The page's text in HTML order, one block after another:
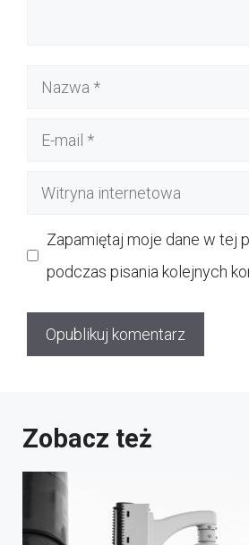
Nazwa
Witryna
Zapamiętaj moje dane w tej
podczas pisania kolejnych
Zobacz też